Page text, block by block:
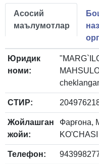
Асосий
маълумотлар
Юридик
номи:
СТИР:
Жойлашган
жойи:
Фарғона,
Телефон: